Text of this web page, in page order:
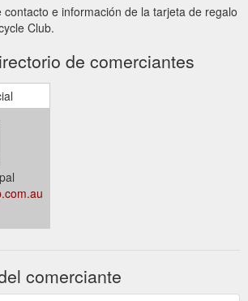
e información de la tarjeta de regalo
Club.
de comerciantes
comerciante